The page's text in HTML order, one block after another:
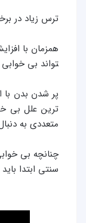
ترس زیاد در
تواند بی
ترین علل بی
متعددی به
چنانچه بی
سنتی ابتدا